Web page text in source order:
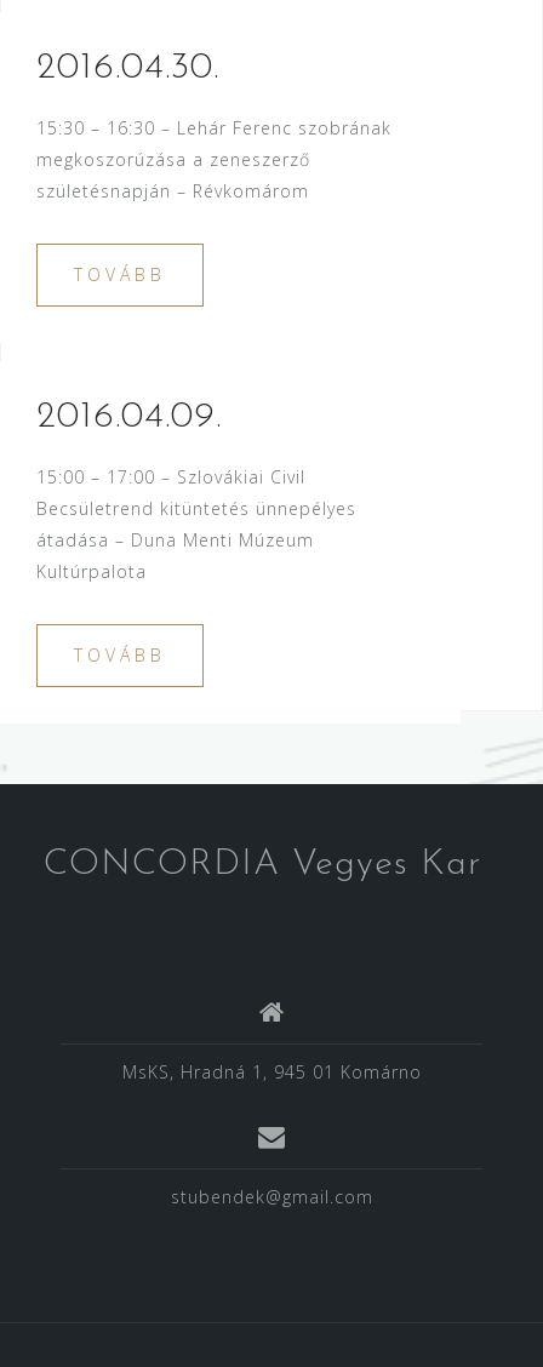
2016.04.30.
15:30 – 16:30 – Lehár Ferenc szobrának
megkoszorúzása a zeneszerző
születésnapján – Révkomárom
TOVÁBB
2016.04.09.
15:00 – 17:00 – Szlovákiai Civil
Becsületrend kitüntetés ünnepélyes
átadása – Duna Menti Múzeum
Kultúrpalota
TOVÁBB
CONCORDIA Vegyes Kar
MsKS, Hradná 1, 945 01 Komárno
stubendek@gmail.com